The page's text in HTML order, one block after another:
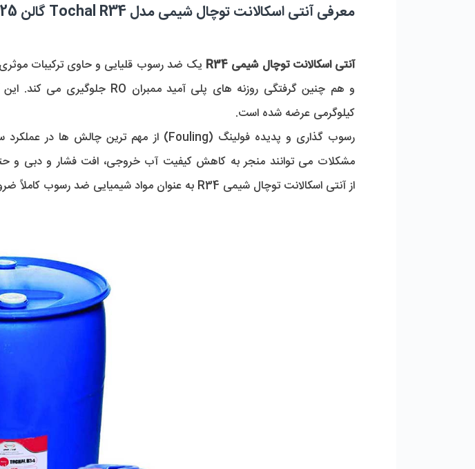
معرفی آنتی اسکالانت توچال شیمی مدل Tochal R34 گالن 25 کیلوگرمی
آنتی اسکالانت توچال شیمی R34
و هم چنین گرفتگی روزنه های پلی آمید ممبران RO جلوگیری می کند. این
کیلوگرمی عرضه شده است.
از آنتی اسکالانت توچال شیمی R34 به‌ عنوان مواد شیمیایی ضد رسوب کاملاً ضروری است.